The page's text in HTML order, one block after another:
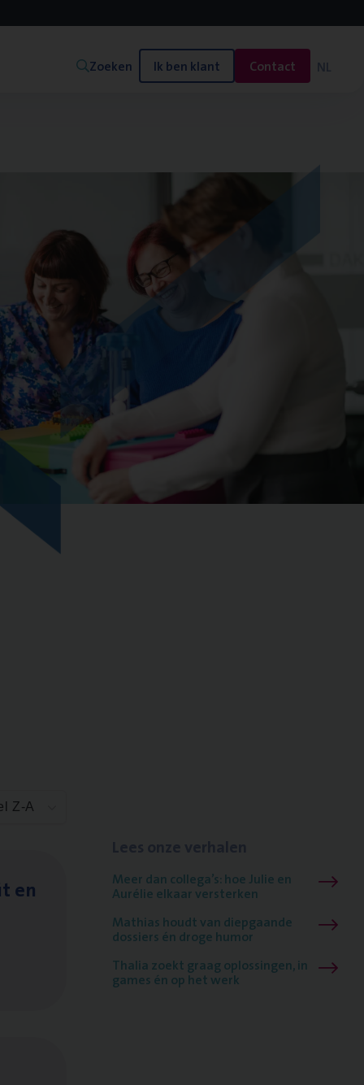
Zoeken Ik ben klant Contact NL
Z-A
en Meer dan collega’s: hoe Julie en
Aurélie elkaar versterken
Mathias houdt van diepgaande
dossiers én droge humor
Thalia zoekt graag oplossingen, in
games én op het werk